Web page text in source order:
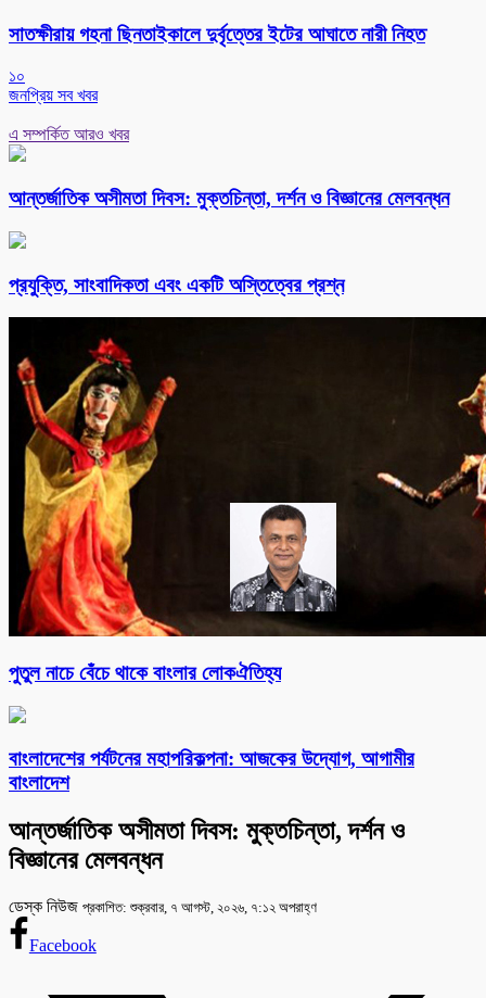
সাতক্ষীরায় গহনা ছিনতাইকালে দুর্বৃত্তের ইটের আঘাতে নারী নিহত
১০
জনপ্রিয় সব খবর
এ সম্পর্কিত আরও খবর
আন্তর্জাতিক অসীমতা দিবস: মুক্তচিন্তা, দর্শন ও বিজ্ঞানের মেলবন্ধন
প্রযুক্তি, সাংবাদিকতা এবং একটি অস্তিত্বের প্রশ্ন
পুতুল নাচে বেঁচে থাকে বাংলার লোকঐতিহ্য
বাংলাদেশের পর্যটনের মহাপরিকল্পনা: আজকের উদ্যোগ, আগামীর
বাংলাদেশ
আন্তর্জাতিক অসীমতা দিবস: মুক্তচিন্তা, দর্শন ও
বিজ্ঞানের মেলবন্ধন
ডেস্ক নিউজ প্রকাশিত: শুক্রবার, ৭ আগস্ট, ২০২৬, ৭:১২ অপরাহ্ণ
Facebook